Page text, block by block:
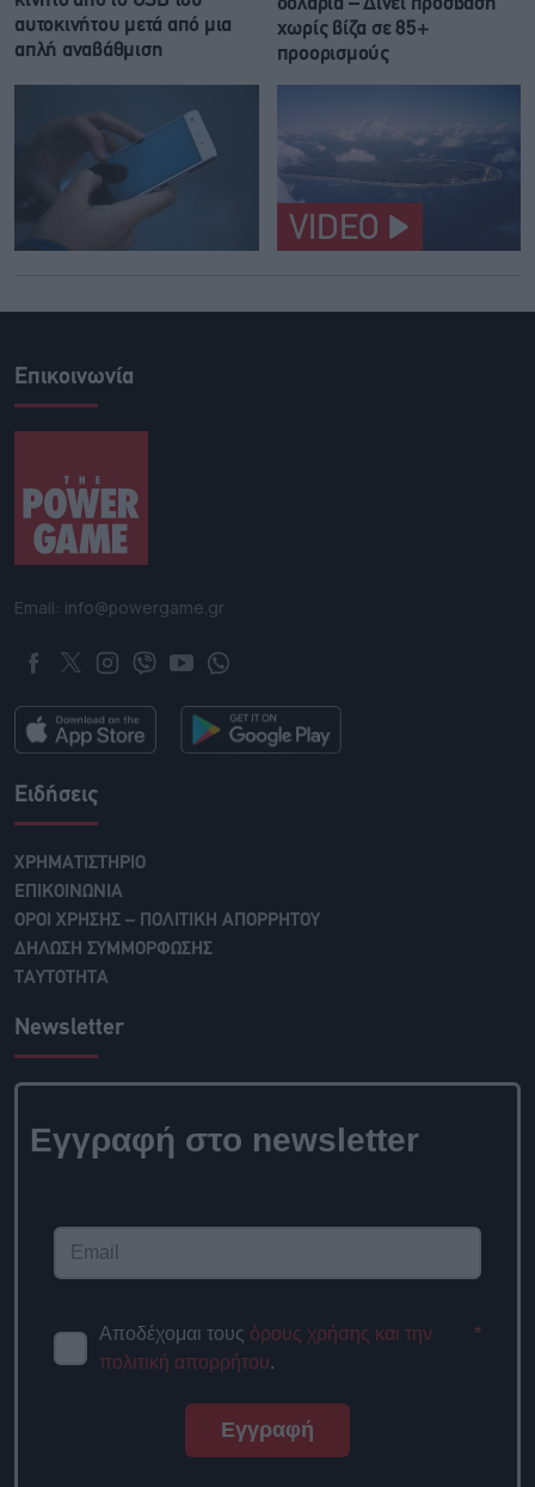
αυτοκινήτου μετά από μια
απλή αναβάθμιση
δολάρια – Δίνει πρόσβαση
χωρίς βίζα σε 85+
προορισμούς
VIDEO
Επικοινωνία
Email: info@powergame.gr
Ειδήσεις
ΧΡΗΜΑΤΙΣΤΗΡΙΟ
ΕΠΙΚΟΙΝΩΝΙΑ
ΟΡΟΙ ΧΡΗΣΗΣ – ΠΟΛΙΤΙΚΗ ΑΠΟΡΡΗΤΟΥ
ΔΗΛΩΣΗ ΣΥΜΜΟΡΦΩΣΗΣ
ΤΑΥΤΟΤΗΤΑ
Newsletter
Εγγραφή στο newsletter
Αποδέχομαι τους όρους χρήσης και την
πολιτική απορρήτου.
*
Εγγραφή